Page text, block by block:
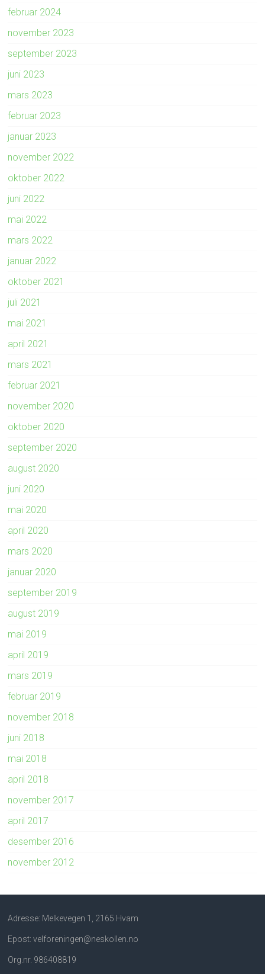
februar 2024
november 2023
september 2023
juni 2023
mars 2023
februar 2023
januar 2023
november 2022
oktober 2022
juni 2022
mai 2022
mars 2022
januar 2022
oktober 2021
juli 2021
mai 2021
april 2021
mars 2021
februar 2021
november 2020
oktober 2020
september 2020
august 2020
juni 2020
mai 2020
april 2020
mars 2020
januar 2020
september 2019
august 2019
mai 2019
april 2019
mars 2019
februar 2019
november 2018
juni 2018
mai 2018
april 2018
november 2017
april 2017
desember 2016
november 2012
Adresse: Melkevegen 1, 2165 Hvam
Epost: velforeningen@neskollen.no
Org.nr. 986408819